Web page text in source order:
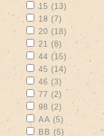
Apply 15 filter
15 (13) Apply 15
Apply 18 filter
18 (7) Apply 18
Apply 20 filter
20 (18) Apply 20
Apply 21 filter
21 (8) Apply 21
Apply 44 filter
44 (15)
Apply 45 filter
45 (14) Apply 45
Apply 46 filter
46 (3)
Apply 77 filter
77 (2) Apply 77
Apply 98 filter
98 (2) Apply 98
Apply AA filter
AA (5)
Apply BB filter
BB (5) Apply BB